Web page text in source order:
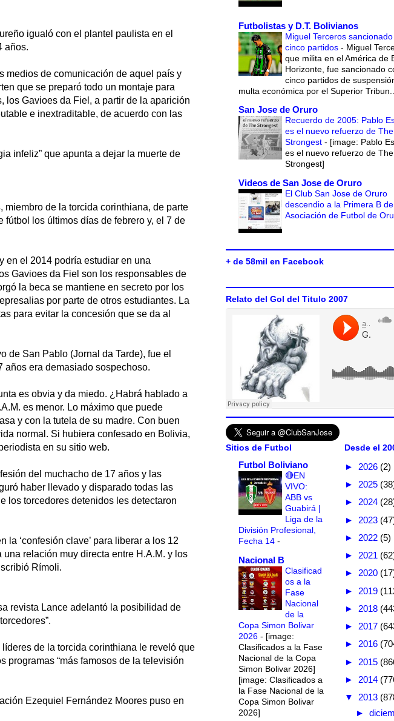
igualó con el plantel paulista en el
años.
medios de comunicación de aquel país y
que se preparó todo un montaje para
los Gavioes da Fiel, a partir de la aparición
e inextraditable, de acuerdo con las
infeliz” que apunta a dejar la muerte de
miembro de la torcida corinthiana, de parte
los últimos días de febrero y, el 7 de
en el 2014 podría estudiar en una
Gavioes da Fiel son los responsables de
la beca se mantiene en secreto por los
por parte de otros estudiantes. La
para evitar la concesión que se da al
de San Pablo (Jornal da Tarde), fue el
años era demasiado sospechoso.
es obvia y da miedo. ¿Habrá hablado a
es menor. Lo máximo que puede
y con la tutela de su madre. Con buen
normal. Si hubiera confesado en Bolivia,
en su sitio web.
del muchacho de 17 años y las
haber llevado y disparado todas las
los torcedores detenidos les detectaron
la ‘confesión clave’ para liberar a los 12
relación muy directa entre H.A.M. y los
Rímoli.
revista Lance adelantó la posibilidad de
de la torcida corinthiana le reveló que
programas “más famosos de la televisión
Ezequiel Fernández Moores puso en
Futbolistas y D.T. Bolivianos
Miguel Terceros
cinco partidos - Miguel
que milita en el América de
Horizonte, fue sancionado
cinco partidos de
multa económica por el Superior
San Jose de Oruro
Recuerdo de 2005: Pablo
es el nuevo refuerzo de The
Strongest - [image: Pablo
es el nuevo refuerzo de The
Strongest]
Videos de San Jose de Oruro
El Club San Jose de Oruro
descendio a la Primera B
Asociación de Futbol de
+ de 58mil en Facebook
Relato del Gol del Titulo 2007
Sitios de Futbol
Futbol Boliviano
🔴EN
VIVO:
ABB vs
Guabirá |
Liga de la
División Profesional,
Fecha 14 -
Nacional B
Clasificad
os a la
Fase
Nacional
de la
Copa Simon Bolivar
2026 - [image:
Clasificados a la Fase
Nacional de la Copa
Simon Bolivar 2026]
[image: Clasificados a
la Fase Nacional de la
Copa Simon Bolivar
2026]
Desde el
► 2026 (2)
► 2025
► 2024
► 2023
► 2022 (5)
► 2021
► 2020
► 2019
► 2018
► 2017
► 2016
► 2015
► 2014
▼ 2013
►